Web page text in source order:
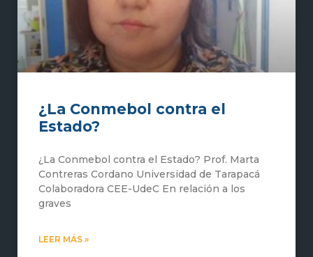
¿La Conmebol contra el
Estado?
¿La Conmebol contra el Estado? Prof. Marta
Contreras Cordano Universidad de Tarapacá
Colaboradora CEE-UdeC En relación a los
graves
LEER MÁS »